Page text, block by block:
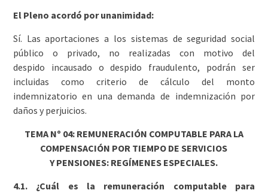
El Pleno acordó por unanimidad:
Sí. Las aportaciones a los sistemas de seguridad social
público o privado, no realizadas con motivo del
despido incausado o despido fraudulento, podrán ser
incluidas como criterio de cálculo del monto
indemnizatorio en una demanda de indemnización por
daños y perjuicios.
TEMA Nº 04: REMUNERACIÓN COMPUTABLE PARA LA
COMPENSACIÓN POR TIEMPO DE SERVICIOS
Y PENSIONES: REGÍMENES ESPECIALES.
4.1. ¿Cuál es la remuneración computable para